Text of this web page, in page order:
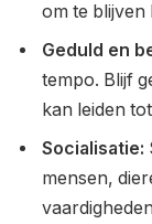
om te blijven
Geduld en
tempo. Blijf
kan leiden
Socialisatie:
mensen,